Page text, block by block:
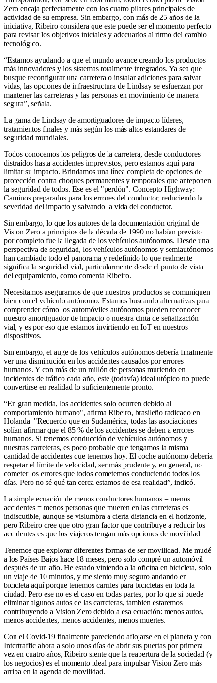
Zero encaja perfectamente con los cuatro pilares principales de
actividad de su empresa. Sin embargo, con más de 25 años de la
iniciativa, Ribeiro considera que este puede ser el momento perfecto
para revisar los objetivos iniciales y adecuarlos al ritmo del cambio
tecnológico.
“Estamos ayudando a que el mundo avance creando los productos
más innovadores y los sistemas totalmente integrados. Ya sea que
busque reconfigurar una carretera o instalar adiciones para salvar
vidas, las opciones de infraestructura de Lindsay se esfuerzan por
mantener las carreteras y las personas en movimiento de manera
segura”, señala.
La gama de Lindsay de amortiguadores de impacto líderes,
tratamientos finales y más según los más altos estándares de
seguridad mundiales.
Todos conocemos los peligros de la carretera, desde conductores
distraídos hasta accidentes imprevistos, pero estamos aquí para
limitar su impacto. Brindamos una línea completa de opciones de
protección contra choques permanentes y temporales que anteponen
la seguridad de todos. Ese es el "perdón". Concepto Highway:
Caminos preparados para los errores del conductor, reduciendo la
severidad del impacto y salvando la vida del conductor.
Sin embargo, lo que los autores de la documentación original de
Vision Zero a principios de la década de 1990 no habían previsto
por completo fue la llegada de los vehículos autónomos. Desde una
perspectiva de seguridad, los vehículos autónomos y semiautónomos
han cambiado todo el panorama y redefinido lo que realmente
significa la seguridad vial, particularmente desde el punto de vista
del equipamiento, como comenta Ribeiro.
Necesitamos asegurarnos de que nuestros productos se comuniquen
bien con el vehículo autónomo. Estamos buscando alternativas para
comprender cómo los automóviles autónomos pueden reconocer
nuestro amortiguador de impacto o nuestra cinta de señalización
vial, y es por eso que estamos invirtiendo en IoT en nuestros
dispositivos.
Sin embargo, el auge de los vehículos autónomos debería finalmente
ver una disminución en los accidentes causados por errores
humanos. Y con más de un millón de personas muriendo en
incidentes de tráfico cada año, este (todavía) ideal utópico no puede
convertirse en realidad lo suficientemente pronto.
“En gran medida, los accidentes solo ocurren debido al
comportamiento humano", afirma Ribeiro, brasileño radicado en
Holanda. "Recuerdo que en Sudamérica, todas las asociaciones
solían afirmar que el 85 % de los accidentes se deben a errores
humanos. Si tenemos conducción de vehículos autónomos y
nuestras carreteras, es poco probable que tengamos la misma
cantidad de accidentes que tenemos hoy. El coche autónomo debería
respetar el límite de velocidad, ser más prudente y, en general, no
cometer los errores que todos cometemos conduciendo todos los
días. Pero no sé qué tan cerca estamos de esa realidad”, indicó.
La simple ecuación de menos conductores humanos = menos
accidentes = menos personas que mueren en las carreteras es
indiscutible, aunque se vislumbra a cierta distancia en el horizonte,
pero Ribeiro cree que otro gran factor que contribuye a reducir los
accidentes es que los viajeros tengan más opciones de movilidad.
Tenemos que explorar diferentes formas de ser movilidad. Me mudé
a los Países Bajos hace 18 meses, pero solo compré un automóvil
después de un año. He estado viniendo a la oficina en bicicleta, solo
un viaje de 10 minutos, y me siento muy seguro andando en
bicicleta aquí porque tenemos carriles para bicicletas en toda la
ciudad. Pero ese no es el caso en todas partes, por lo que si puede
eliminar algunos autos de las carreteras, también estaremos
contribuyendo a Vision Zero debido a esa ecuación: menos autos,
menos accidentes, menos accidentes, menos muertes.
Con el Covid-19 finalmente pareciendo aflojarse en el planeta y con
Intertraffic ahora a solo unos días de abrir sus puertas por primera
vez en cuatro años, Ribeiro siente que la reapertura de la sociedad (y
los negocios) es el momento ideal para impulsar Vision Zero más
arriba en la agenda de movilidad.